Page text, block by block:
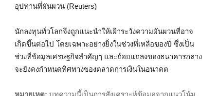
อุปทานที่ผันผวน (Reuters)
นักลงทุนทั่วโลกจึงถูกแนะนำให้เฝ้าระวังความผันผวนที่อาจ
เกิดขึ้นต่อไป โดยเฉพาะอย่างยิ่งในช่วงที่เหลือของปี ซึ่งเป็น
ช่วงที่ข้อมูลเศรษฐกิจสำคัญๆ และถ้อยแถลงของธนาคารกลาง
จะยังคงกำหนดทิศทางของตลาดการเงินในอนาคต
หมายเหตุ: บทความนี้เป็นการสังเคราะห์ข้อมูลจากแนวโน้ม